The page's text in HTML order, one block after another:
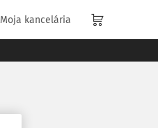
Moja kancelária